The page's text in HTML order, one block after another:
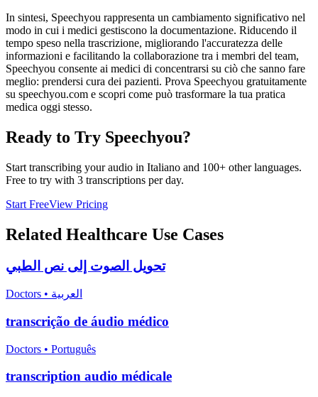
In sintesi, Speechyou rappresenta un cambiamento significativo nel
modo in cui i medici gestiscono la documentazione. Riducendo il
tempo speso nella trascrizione, migliorando l'accuratezza delle
informazioni e facilitando la collaborazione tra i membri del team,
Speechyou consente ai medici di concentrarsi su ciò che sanno fare
meglio: prendersi cura dei pazienti. Prova Speechyou gratuitamente
su speechyou.com e scopri come può trasformare la tua pratica
medica oggi stesso.
Ready to Try Speechyou?
Start transcribing your audio in Italiano and 100+ other languages.
Free to try with 3 transcriptions per day.
Start FreeView Pricing
Related Healthcare Use Cases
تحويل الصوت إلى نص الطبي
Doctors • العربية
transcrição de áudio médico
Doctors • Português
transcription audio médicale